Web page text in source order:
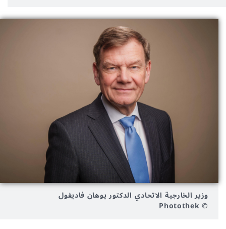
وزير الخارجية الاتحادي الدكتور يوهان فاديفول
© Photothek